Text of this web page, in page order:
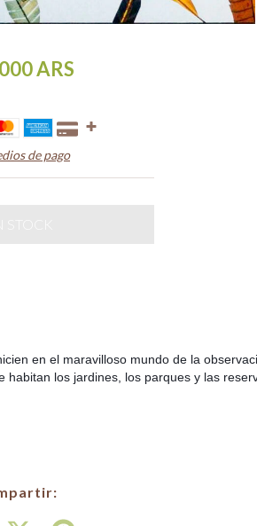
ARS
de pago
en el maravilloso mundo de la
los jardines, los parques y las